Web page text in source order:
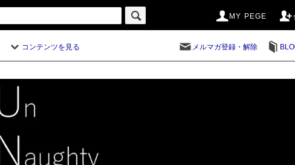
MY PEGE
コンテンツを見る メルマガ登録・解除